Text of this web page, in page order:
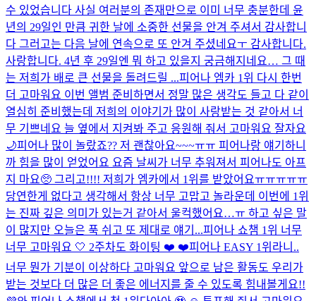
수 있었습니다 사실 여러분의 존재만으로 이미 너무 충분한데 윤
년의 29일인 만큼 귀한 날에 소중한 선물을 안겨 주셔서 감사합니
다 그러고는 다음 날에 연속으로 또 안겨 주셨네요ㅜ 감사합니다.
사랑합니다. 4년 후 29일엔 뭐 하고 있을지 궁금해지네요… 그 때
는 저희가 배로 큰 선물을 돌려드릴 ...피어나 엠카 1위 다시 한번
더 고마워요 이번 앨범 준비하면서 정말 많은 생각도 들고 다 같이
열심히 준비했는데 저희의 이야기가 많이 사랑받는 것 같아서 너
무 기쁘네요 늘 옆에서 지켜봐 주고 응원해 줘서 고마워요 잘자요
🌙피어나 많이 놀랐죠?? 저 괜찮아요~~~ㅠㅠ 피어나랑 얘기하니
까 힘을 많이 얻었어요 요즘 날씨가 너무 추워져서 피어나도 아프
지 마요🥺 그리고!!!! 저희가 엠카에서 1위를 받았어요ㅠㅠㅠㅠㅠ
당연한게 없다고 생각해서 항상 너무 고맙고 놀라운데 이번에 1위
는 진짜 깊은 의미가 있는거 같아서 울컥했어요…ㅠ 하고 싶은 말
이 많지만 오늘은 푹 쉬고 또 제대로 얘기...피어나 쇼챔 1위 너무
너무 고마워요 🤍 2주차도 화이팅 ❤️ ❤️피어나 EASY 1위라니..
너무 뭔가 기분이 이상하다 고마워요 앞으로 남은 활동도 우리가
받는 것보다 더 많은 더 좋은 에너지를 줄 수 있도록 힘내볼게요!!